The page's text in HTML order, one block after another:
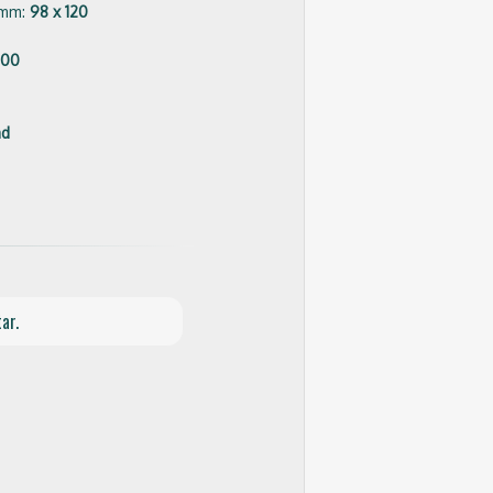
98 x 120